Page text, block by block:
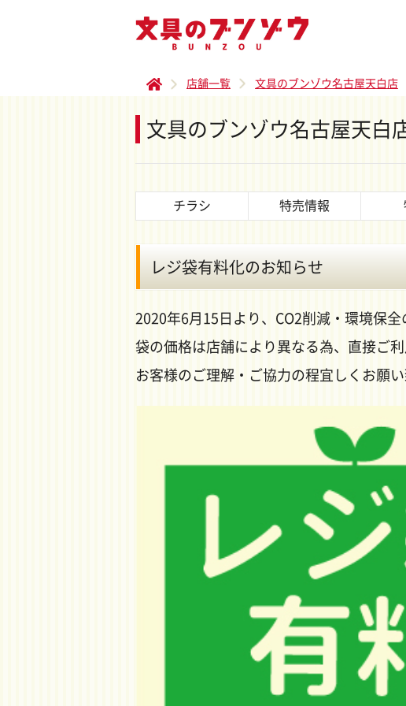
店舗一覧 文具のブンゾウ名古屋天白店
文具のブンゾウ名古屋天白
チラシ 特売情報
レジ袋有料化のお知らせ
2020年6月15日より、CO2削減・環境保
袋の価格は店舗により異なる為、直接ご
お客様のご理解・ご協力の程宜しくお願い